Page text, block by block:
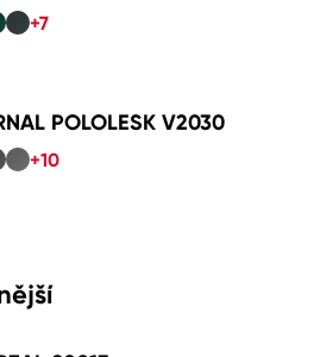
+7
POLOLESK V2030
+10